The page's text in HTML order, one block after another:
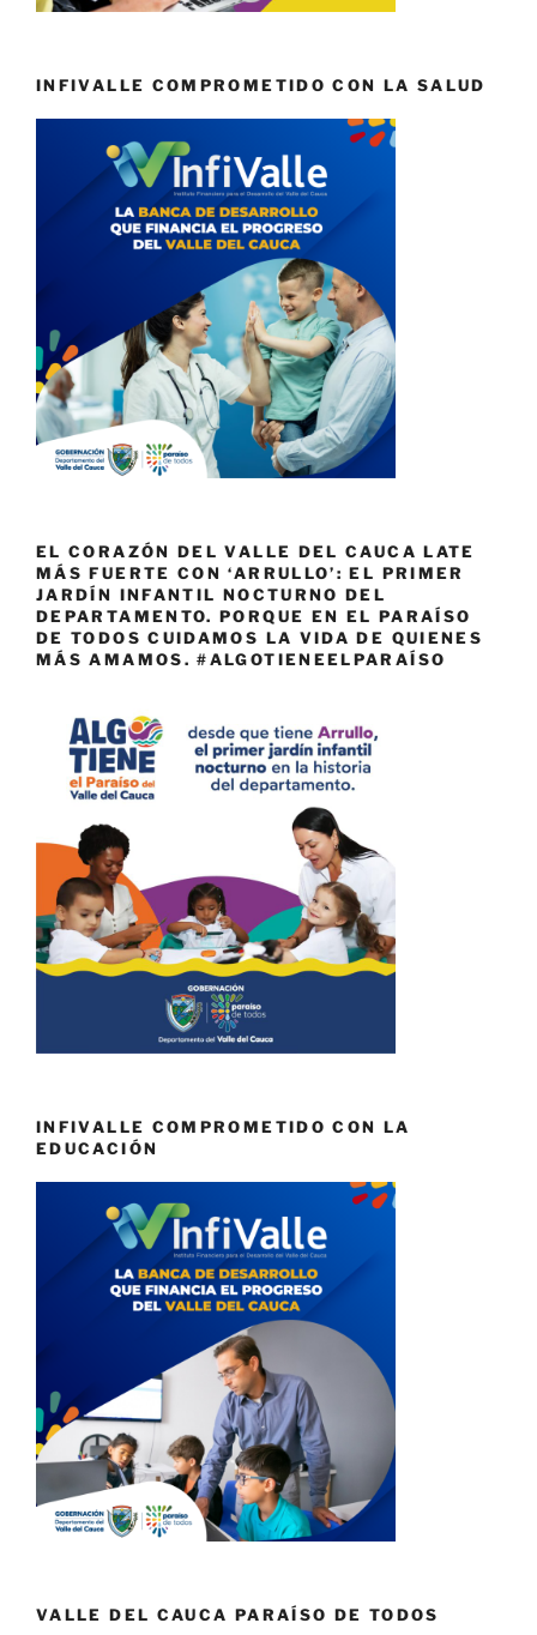
INFIVALLE COMPROMETIDO CON LA SALUD
EL CORAZÓN DEL VALLE DEL CAUCA LATE
MÁS FUERTE CON ‘ARRULLO’: EL PRIMER
JARDÍN INFANTIL NOCTURNO DEL
DEPARTAMENTO. PORQUE EN EL PARAÍSO
DE TODOS CUIDAMOS LA VIDA DE QUIENES
MÁS AMAMOS. #ALGOTIENEELPARAÍSO
INFIVALLE COMPROMETIDO CON LA
EDUCACIÓN
VALLE DEL CAUCA PARAÍSO DE TODOS